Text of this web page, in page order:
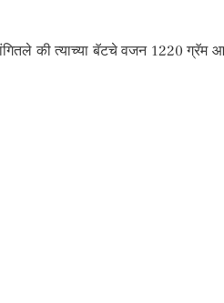
की त्याच्या बॅटचे वजन 1220 ग्रॅम